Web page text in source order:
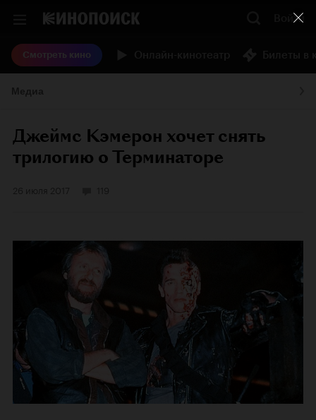
Войти
Смотреть кино
Джеймс Кэмерон хочет снять
трилогию о Терминаторе